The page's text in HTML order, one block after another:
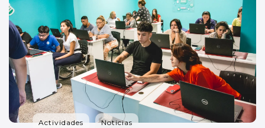
Actividades Noticias